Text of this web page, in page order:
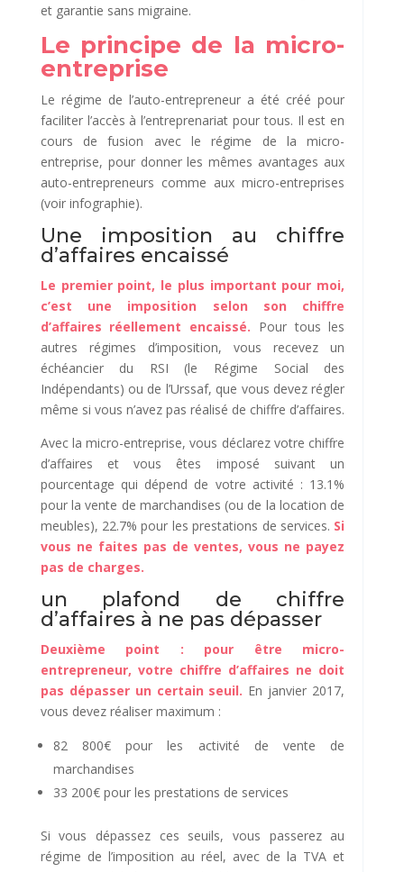
et garantie sans migraine.
Le principe de la micro-
entreprise
Le régime de l’auto-entrepreneur a été créé pour
faciliter l’accès à l’entreprenariat pour tous. Il est en
cours de fusion avec le régime de la micro-
entreprise, pour donner les mêmes avantages aux
auto-entrepreneurs comme aux micro-entreprises
(voir infographie).
Une imposition au chiffre
d’affaires encaissé
Le premier point, le plus important pour moi,
c’est une imposition selon son chiffre
d’affaires réellement encaissé. Pour tous les
autres régimes d’imposition, vous recevez un
échéancier du RSI (le Régime Social des
Indépendants) ou de l’Urssaf, que vous devez régler
même si vous n’avez pas réalisé de chiffre d’affaires.
Avec la micro-entreprise, vous déclarez votre chiffre
d’affaires et vous êtes imposé suivant un
pourcentage qui dépend de votre activité : 13.1%
pour la vente de marchandises (ou de la location de
meubles), 22.7% pour les prestations de services. Si
vous ne faites pas de ventes, vous ne payez
pas de charges.
un plafond de chiffre
d’affaires à ne pas dépasser
Deuxième point : pour être micro-
entrepreneur, votre chiffre d’affaires ne doit
pas dépasser un certain seuil. En janvier 2017,
vous devez réaliser maximum :
82 800€ pour les activité de vente de
marchandises
33 200€ pour les prestations de services
Si vous dépassez ces seuils, vous passerez au
régime de l’imposition au réel, avec de la TVA et